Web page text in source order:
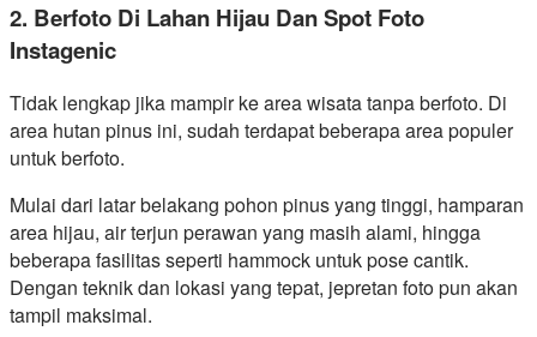
2. Berfoto Di Lahan Hijau Dan Spot Foto
Instagenic
Tidak lengkap jika mampir ke area wisata tanpa berfoto. Di
area hutan pinus ini, sudah terdapat beberapa area populer
untuk berfoto.
Mulai dari latar belakang pohon pinus yang tinggi, hamparan
area hijau, air terjun perawan yang masih alami, hingga
beberapa fasilitas seperti hammock untuk pose cantik.
Dengan teknik dan lokasi yang tepat, jepretan foto pun akan
tampil maksimal.